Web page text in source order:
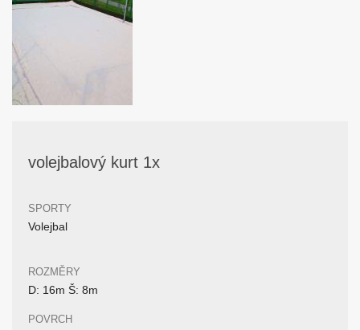
volejbalový kurt 1x
SPORTY
Volejbal
ROZMĚRY
D: 16m Š: 8m
POVRCH